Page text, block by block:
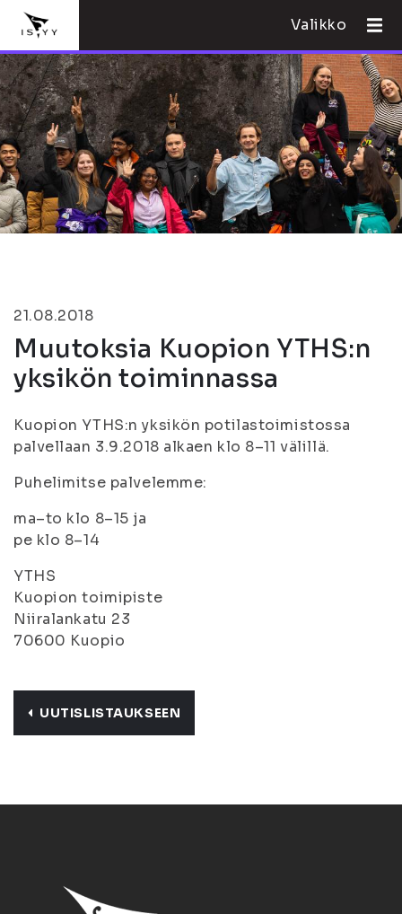
Valikko
21.08.2018
Muutoksia Kuopion YTHS:n
yksikön toiminnassa
Kuopion YTHS:n yksikön potilastoimistossa
palvellaan 3.9.2018 alkaen klo 8–11 välillä.
Puhelimitse palvelemme:
ma–to klo 8–15 ja
pe klo 8–14
YTHS
Kuopion toimipiste
Niiralankatu 23
70600 Kuopio
UUTISLISTAUKSEEN